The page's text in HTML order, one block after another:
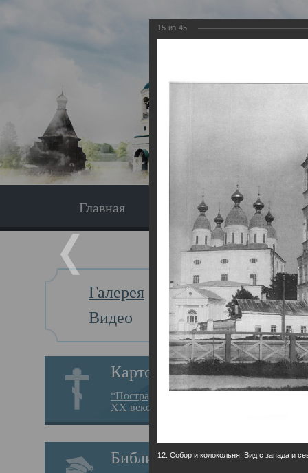
Главная Экскурсия
Галерея
Видео
Картотека
“Пострадавшие за веру в
XX веке на Севере”
Библиотека
Главная
15 из 45
12. Собор и колокольня. Вид с запада и